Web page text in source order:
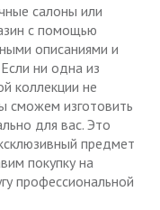
салоны или
с помощью
описаниями и
ни одна из
коллекции не
сможем изготовить
для вас. Это
предмет
покупку на
профессиональной